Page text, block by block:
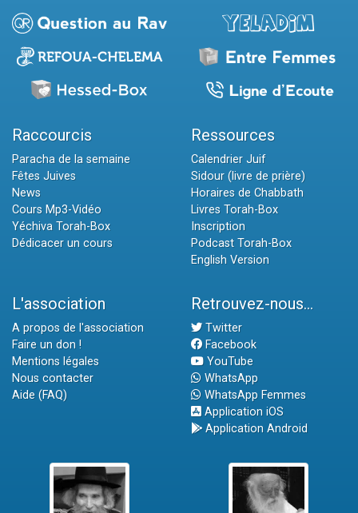
Raccourcis
Paracha de la semaine
Fêtes Juives
News
Cours Mp3-Vidéo
Yéchiva Torah-Box
Dédicacer un cours
Ressources
Calendrier Juif
Sidour (livre de prière)
Horaires de Chabbath
Livres Torah-Box
Inscription
Podcast Torah-Box
English Version
L'association
A propos de l'association
Faire un don !
Mentions légales
Nous contacter
Aide (FAQ)
Retrouvez-nous...
Twitter
Facebook
YouTube
WhatsApp
WhatsApp Femmes
Application iOS
Application Android